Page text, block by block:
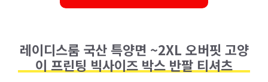
레이디스룸 국산 특양면 ~2XL 오버핏 고양
이 프린팅 빅사이즈 박스 반팔 티셔츠